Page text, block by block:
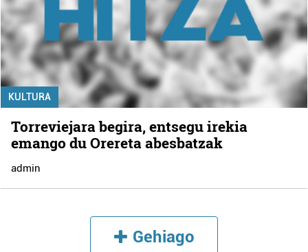
KULTURA
Torreviejara begira, entsegu irekia
emango du Orereta abesbatzak
admin
Gehiago